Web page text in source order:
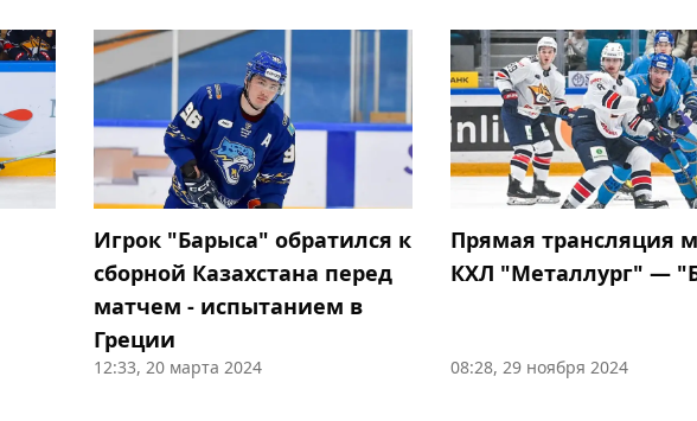
Игрок "Барыса" обратился к
сборной Казахстана перед
матчем - испытанием в
Греции
12:33, 20 марта 2024
Прямая трансляция
КХЛ "Металлург" —
08:28, 29 ноября 2024